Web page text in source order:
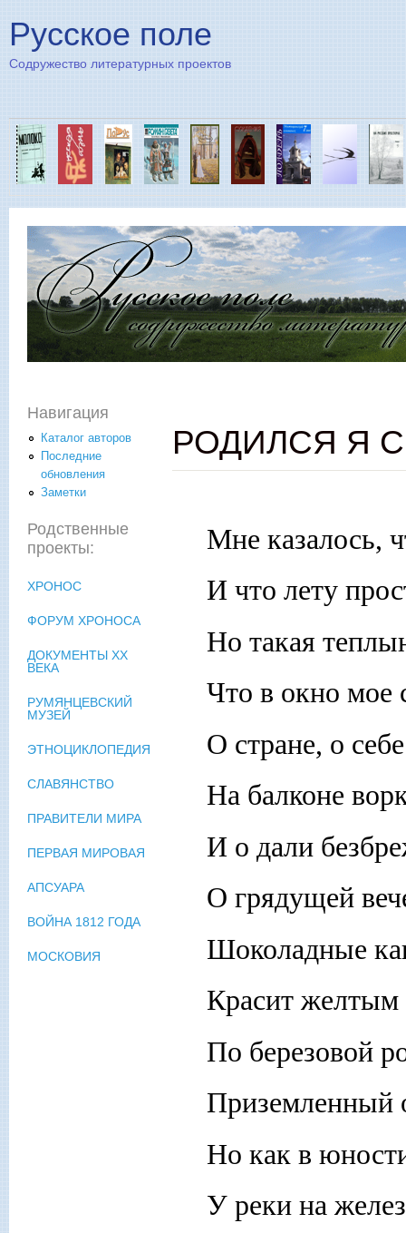
Русское поле
Содружество литературных проектов
РОДИЛСЯ Я
Мне казалось,
И что лету
Но такая
Что в окно мое
О стране, о
На балконе
И о дали
О грядущей
Шоколадные
Красит желтым
По березовой
Приземленный
Но как в
У реки на
Навигация
Каталог авторов
Последние
обновления
Заметки
Родственные
проекты:
ХРОНОС
ФОРУМ ХРОНОСА
ДОКУМЕНТЫ XX
ВЕКА
РУМЯНЦЕВСКИЙ
МУЗЕЙ
ЭТНОЦИКЛОПЕДИЯ
СЛАВЯНСТВО
ПРАВИТЕЛИ МИРА
ПЕРВАЯ МИРОВАЯ
АПСУАРА
ВОЙНА 1812 ГОДА
МОСКОВИЯ